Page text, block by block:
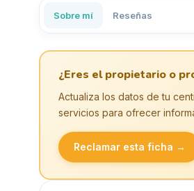
Sobre mí Reseñas
¿Eres el propietario o
Actualiza los datos de tu
servicios para ofrecer
Reclamar esta ficha →